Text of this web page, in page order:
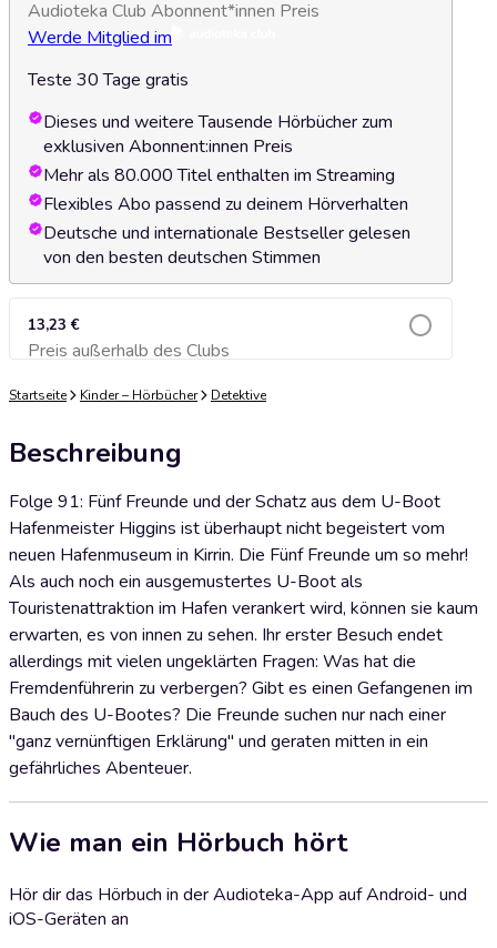
Audioteka Club Abonnent*innen Preis
Werde Mitglied im
Teste 30 Tage gratis
Dieses und weitere Tausende Hörbücher zum
exklusiven Abonnent:innen Preis
Mehr als 80.000 Titel enthalten im Streaming
Flexibles Abo passend zu deinem Hörverhalten
Deutsche und internationale Bestseller gelesen
von den besten deutschen Stimmen
13,23 €
Preis außerhalb des ClubsZum Warenkorb hinzufügen
Startseite Kinder – Hörbücher Detektive
Beschreibung
Folge 91: Fünf Freunde und der Schatz aus dem U-Boot
Hafenmeister Higgins ist überhaupt nicht begeistert vom
neuen Hafenmuseum in Kirrin. Die Fünf Freunde um so mehr!
Als auch noch ein ausgemustertes U-Boot als
Touristenattraktion im Hafen verankert wird, können sie kaum
erwarten, es von innen zu sehen. Ihr erster Besuch endet
allerdings mit vielen ungeklärten Fragen: Was hat die
Fremdenführerin zu verbergen? Gibt es einen Gefangenen im
Bauch des U-Bootes? Die Freunde suchen nur nach einer
"ganz vernünftigen Erklärung" und geraten mitten in ein
gefährliches Abenteuer.
Wie man ein Hörbuch hört
Hör dir das Hörbuch in der Audioteka-App auf Android- und
iOS-Geräten an